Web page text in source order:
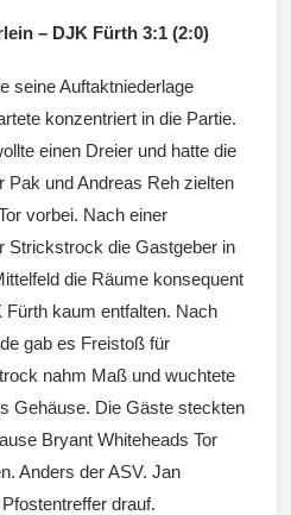
V.
– DJK Fürth 3:1 (2:0)
seine Auftaktniederlage
konzentriert in die Partie.
einen Dreier und hatte die
Pak und Andreas Reh zielten
vorbei. Nach einer
Strickstrock die Gastgeber in
die Räume konsequent
kaum entfalten. Nach
gab es Freistoß für
nahm Maß und wuchtete
Gehäuse. Die Gäste steckten
Bryant Whiteheads Tor
Anders der ASV. Jan
drauf.